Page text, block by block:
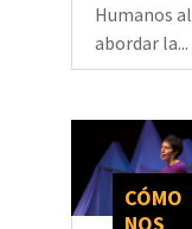
Humanos al
abordar la...
CÓMO
NOS